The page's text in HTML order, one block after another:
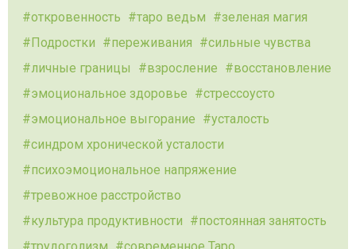
откровенность
таро ведьм
зеленая магия
Подростки
переживания
сильные чувства
личные границы
взросление
восстановление
эмоциональное здоровье
стрессоусто
эмоциональное выгорание
усталость
синдром хронической усталости
психоэмоциональное напряжение
тревожное расстройство
культура продуктивности
постоянная занятость